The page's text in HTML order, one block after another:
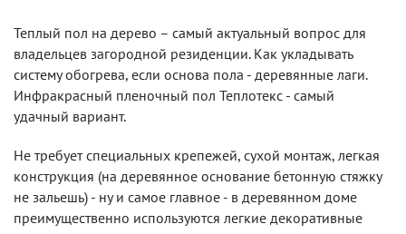
Теплый пол на дерево – самый актуальный вопрос для
владельцев загородной резиденции. Как укладывать
систему обогрева, если основа пола - деревянные лаги.
Инфракрасный пленочный пол Теплотекс - самый
удачный вариант.
Не требует специальных крепежей, сухой монтаж, легкая
конструкция (на деревянное основание бетонную стяжку
не зальешь) - ну и самое главное - в деревянном доме
преимущественно используются легкие декоративные